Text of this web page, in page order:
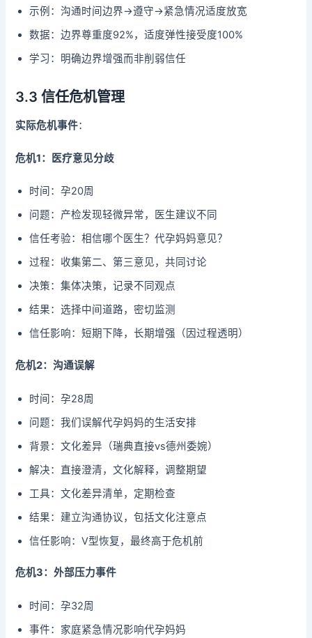
示例：沟通时间边界→遵守→紧急情况适度放宽
数据：边界尊重度92%，适度弹性接受度100%
学习：明确边界增强而非削弱信任
3.3 信任危机管理
实际危机事件：
危机1：医疗意见分歧
时间：孕20周
问题：产检发现轻微异常，医生建议不同
信任考验：相信哪个医生？代孕妈妈意见？
过程：收集第二、第三意见，共同讨论
决策：集体决策，记录不同观点
结果：选择中间道路，密切监测
信任影响：短期下降，长期增强（因过程透明）
危机2：沟通误解
时间：孕28周
问题：我们误解代孕妈妈的生活安排
背景：文化差异（瑞典直接vs德州委婉）
解决：直接澄清，文化解释，调整期望
工具：文化差异清单，定期检查
结果：建立沟通协议，包括文化注意点
信任影响：V型恢复，最终高于危机前
危机3：外部压力事件
时间：孕32周
事件：家庭紧急情况影响代孕妈妈